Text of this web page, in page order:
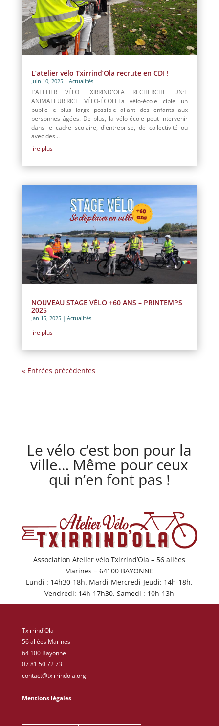
L’atelier vélo Txirrind’Ola recrute en CDI !
Juin 10, 2025| Actualités
L’ATELIER VÉLO TXIRRIND'OLA RECHERCHE UN·E
ANIMATEUR.RICE VÉLO-ÉCOLELa vélo-école cible un
public le plus large possible allant des enfants aux
personnes âgées. De plus, la vélo-école peut intervenir
dans le cadre scolaire, d'entreprise, de collectivité ou
avec des...
lire plus
NOUVEAU STAGE VÉLO +60 ANS – PRINTEMPS
2025
Jan 15, 2025| Actualités
lire plus
« Entrées précédentes
Le vélo c’est bon pour la
ville… Même pour ceux
qui n’en font pas !
Association Atelier vélo Txirrind’Ola – 56 allées
Marines – 64100 BAYONNE
Lundi : 14h30-18h. Mardi-Mercredi-Jeudi: 14h-18h.
Vendredi: 14h-17h30. Samedi : 10h-13h
Txirrind'Ola
56 allées Marines
64 100 Bayonne
07 81 50 72 73
contact@txirrindola.org
Mentions légales